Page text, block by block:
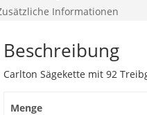
Informationen
Beschreibung
Carlton Sägekette mit 92
Menge